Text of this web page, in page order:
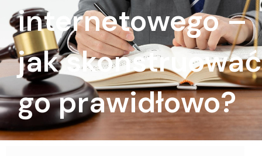
internetowego –
jak skonstruować
go prawidłowo?